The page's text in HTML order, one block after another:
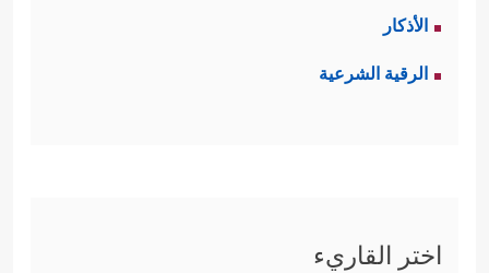
الأذكار
الرقية الشرعية
اختر القاريء